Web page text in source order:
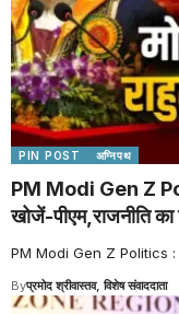
PIN POST अग्निपथ
PM Modi Gen Z
खोजें-पीएम,राजनीति
PM Modi Gen Z Politics :
Byप्रमोद श्रीवास्तव, विशेष संवाददाता